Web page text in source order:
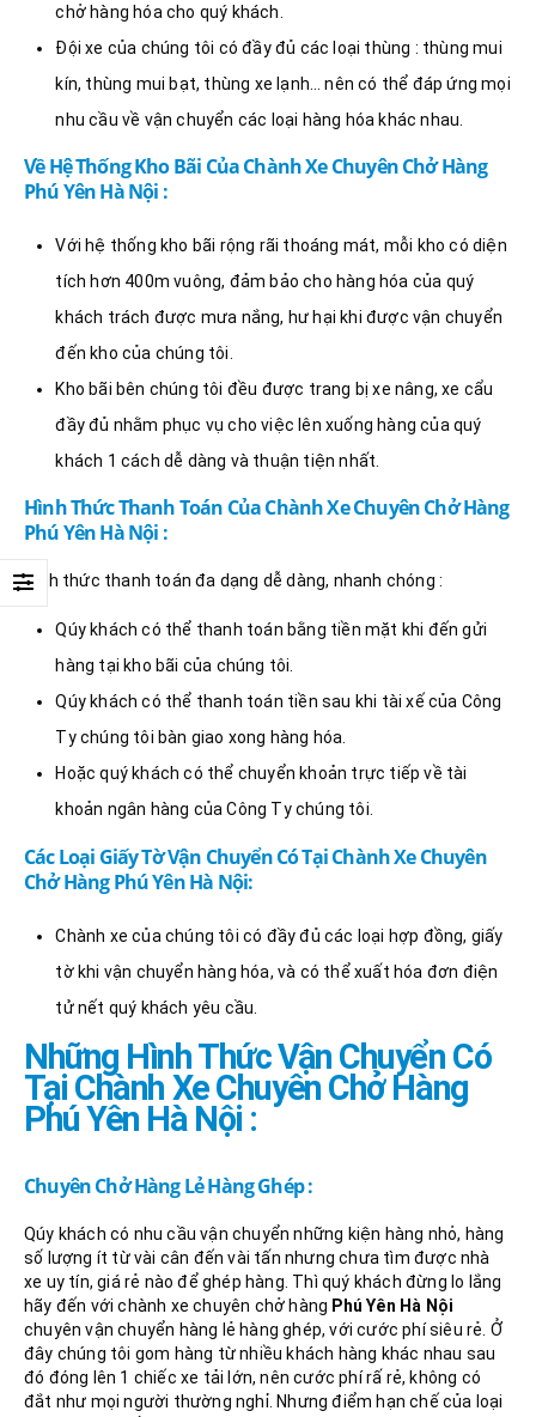
chở hàng hóa cho quý khách.
Đội xe của chúng tôi có đầy đủ các loại thùng : thùng mui
kín, thùng mui bạt, thùng xe lạnh… nên có thể đáp ứng mọi
nhu cầu về vận chuyển các loại hàng hóa khác nhau.
Về Hệ Thống Kho Bãi Của Chành Xe Chuyên Chở Hàng
Phú Yên Hà Nội :
Với hệ thống kho bãi rộng rãi thoáng mát, mỗi kho có diện
tích hơn 400m vuông, đảm bảo cho hàng hóa của quý
khách trách được mưa nắng, hư hại khi được vận chuyển
đến kho của chúng tôi.
Kho bãi bên chúng tôi đều được trang bị xe nâng, xe cẩu
đầy đủ nhằm phục vụ cho việc lên xuống hàng của quý
khách 1 cách dễ dàng và thuận tiện nhất.
Hình Thức Thanh Toán Của Chành Xe Chuyên Chở Hàng
Phú Yên Hà Nội :
Hình thức thanh toán đa dạng dễ dàng, nhanh chóng :
Qúy khách có thể thanh toán bằng tiền mặt khi đến gửi
hàng tại kho bãi của chúng tôi.
Qúy khách có thể thanh toán tiền sau khi tài xế của Công
Ty chúng tôi bàn giao xong hàng hóa.
Hoặc quý khách có thể chuyển khoản trực tiếp về tài
khoản ngân hàng của Công Ty chúng tôi.
Các Loại Giấy Tờ Vận Chuyển Có Tại Chành Xe Chuyên
Chở Hàng Phú Yên Hà Nội:
Chành xe của chúng tôi có đầy đủ các loại hợp đồng, giấy
tờ khi vận chuyển hàng hóa, và có thể xuất hóa đơn điện
tử nết quý khách yêu cầu.
Những Hình Thức Vận Chuyển Có
Tại Chành Xe Chuyên Chở Hàng
Phú Yên Hà Nội :
Chuyên Chở Hàng Lẻ Hàng Ghép :
Qúy khách có nhu cầu vận chuyển những kiện hàng nhỏ, hàng
số lượng ít từ vài cân đến vài tấn nhưng chưa tìm được nhà
xe uy tín, giá rẻ nào để ghép hàng. Thì quý khách đừng lo lắng
hãy đến với chành xe chuyên chở hàng Phú Yên Hà Nội
chuyên vận chuyển hàng lẻ hàng ghép, với cước phí siêu rẻ. Ở
đây chúng tôi gom hàng từ nhiều khách hàng khác nhau sau
đó đóng lên 1 chiếc xe tải lớn, nên cước phí rấ rẻ, không có
đắt như mọi người thường nghỉ. Nhưng điểm hạn chế của loại